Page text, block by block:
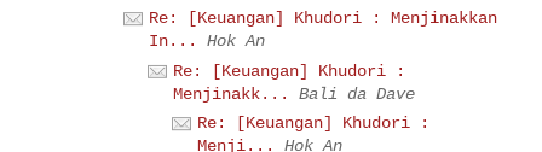
Re: [Keuangan] Khudori : Menjinakkan
In...
Hok An
Re: [Keuangan] Khudori :
Menjinakk...
Bali da Dave
Re: [Keuangan] Khudori :
Menji...
Hok An